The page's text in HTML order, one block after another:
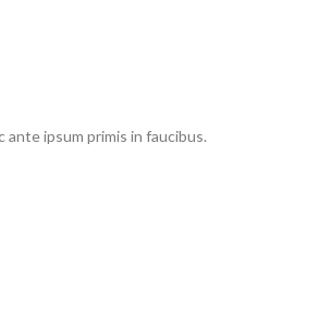
ante ipsum primis in faucibus.